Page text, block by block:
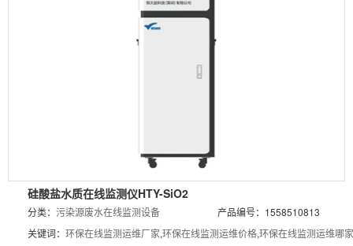
硅酸盐水质在线监测仪HTY-SiO2
分类： 污染源废水在线监测设备
产品编号：1558510813
关键词： 环保在线监测运维厂家,环保在线监测运维价格,环保在线监测运维哪